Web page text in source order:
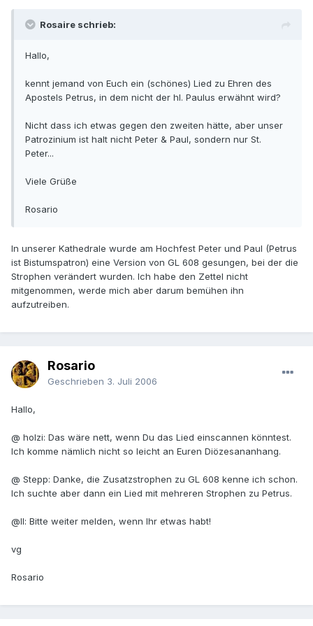
Rosaire schrieb:
Hallo,
kennt jemand von Euch ein (schönes) Lied zu Ehren des
Apostels Petrus, in dem nicht der hl. Paulus erwähnt wird?
Nicht dass ich etwas gegen den zweiten hätte, aber unser
Patrozinium ist halt nicht Peter & Paul, sondern nur St.
Peter...
Viele Grüße
Rosario
In unserer Kathedrale wurde am Hochfest Peter und Paul (Petrus
ist Bistumspatron) eine Version von GL 608 gesungen, bei der die
Strophen verändert wurden. Ich habe den Zettel nicht
mitgenommen, werde mich aber darum bemühen ihn
aufzutreiben.
Rosario
Geschrieben 3. Juli 2006
Hallo,
@ holzi: Das wäre nett, wenn Du das Lied einscannen könntest.
Ich komme nämlich nicht so leicht an Euren Diözesananhang.
@ Stepp: Danke, die Zusatzstrophen zu GL 608 kenne ich schon.
Ich suchte aber dann ein Lied mit mehreren Strophen zu Petrus.
@ll: Bitte weiter melden, wenn Ihr etwas habt!
vg
Rosario